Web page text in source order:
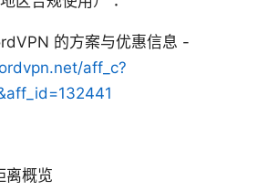
的方案与优惠信息 -
aff_c?
离概览